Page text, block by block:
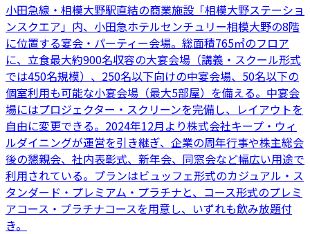
小田急線・相模大野駅直結の商業施設「相模大野ステーショ
ンスクエア」内、小田急ホテルセンチュリー相模大野の8階
に位置する宴会・パーティー会場。総面積765㎡のフロア
に、立食最大約900名収容の大宴会場（講義・スクール形式
では450名規模）、250名以下向けの中宴会場、50名以下の
個室利用も可能な小宴会場（最大5部屋）を備える。中宴会
場にはプロジェクター・スクリーンを完備し、レイアウトを
自由に変更できる。2024年12月より株式会社キープ・ウィ
ルダイニングが運営を引き継ぎ、企業の周年行事や株主総会
後の懇親会、社内表彰式、新年会、同窓会など幅広い用途で
利用されている。プランはビュッフェ形式のカジュアル・ス
タンダード・プレミアム・プラチナと、コース形式のプレミ
アコース・プラチナコースを用意し、いずれも飲み放題付
き。